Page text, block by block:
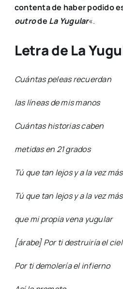
contenta de haber podido
outrode La Yugular«.
Letra de La
Cuántas peleas recuerdan
las líneas de mis manos
Cuántas historias caben
metidas en 21 grados
Tú que tan lejos y a la vez
Tú que tan lejos y a la vez
que mi propia vena yugular
[árabe] Por ti destruiría el
Por ti demolería el infierno